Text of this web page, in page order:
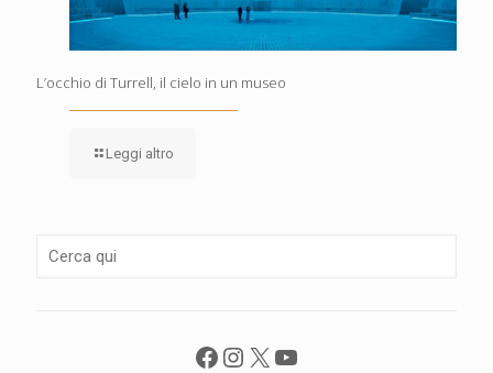
L’occhio di Turrell, il cielo in un museo
Leggi altro
Facebook
Instagram
X YouTube